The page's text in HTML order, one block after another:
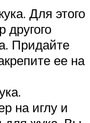
Для этого
другого
Придайте
ее на
на иглу и